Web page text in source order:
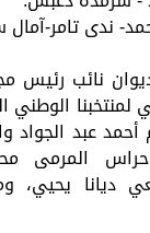
ندى تامر-
نائب رئيس
لمنتخبنا الوطني
عبد الجواد
المرمى
ديانا يحيي،